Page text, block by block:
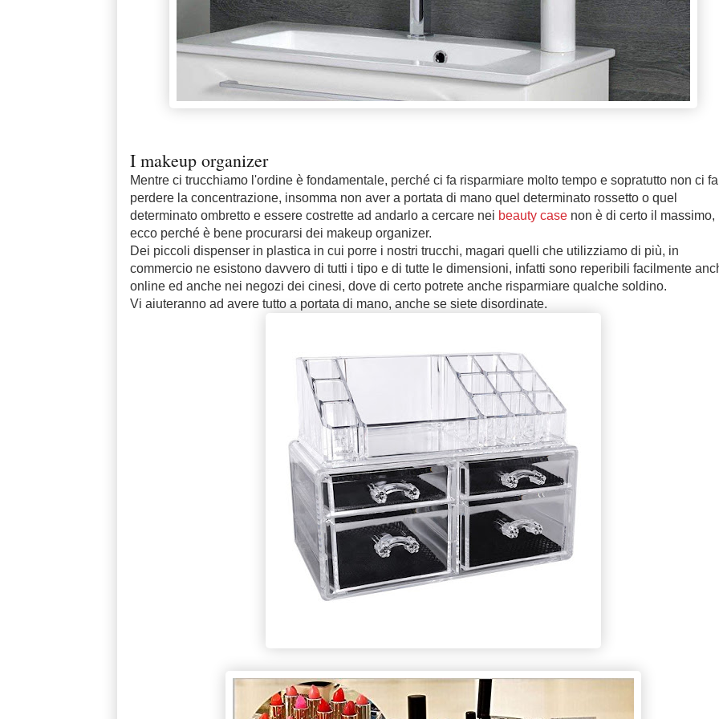
I makeup organizer
Mentre ci trucchiamo l'ordine è fondamentale, perché ci fa risparmiare molto tempo e sopratutto non ci fa
perdere la concentrazione, insomma non aver a portata di mano quel determinato rossetto o quel
determinato ombretto e essere costrette ad andarlo a cercare nei beauty casenon è di certo il massimo,
ecco perché è bene procurarsi dei makeup organizer.
Dei piccoli dispenser in plastica in cui porre i nostri trucchi, magari quelli che utilizziamo di più, in
commercio ne esistono davvero di tutti i tipo e di tutte le dimensioni, infatti sono reperibili facilmente
online ed anche nei negozi dei cinesi, dove di certo potrete anche risparmiare qualche soldino.
Vi aiuteranno ad avere tutto a portata di mano, anche se siete disordinate.